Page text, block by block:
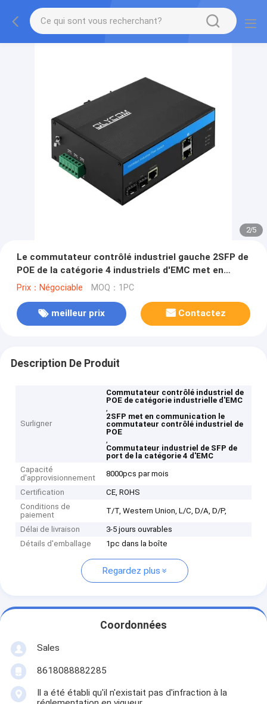
2/5
Le commutateur contrôlé industriel gauche 2SFP de
POE de la catégorie 4 industriels d'EMC met en
communication les ports 2RJ45
Prix：Négociable MOQ：1PC
meilleur prix Contactez
Description De Produit
Surligner
Commutateur contrôlé industriel de
POE de catégorie industrielle d'EMC
,
2SFP met en communication le
commutateur contrôlé industriel de
POE
,
Commutateur industriel de SFP de
port de la catégorie 4 d'EMC
Capacité
d'approvisionnement
8000pcs par mois
Certification
CE, ROHS
Conditions de
paiement
T/T, Western Union, L/C, D/A, D/P,
Délai de livraison
3-5 jours ouvrables
Détails d'emballage
1pc dans la boîte
Regardez plus
Coordonnées
Sales
8618088882285
Il a été établi qu'il n'existait pas d'infraction à la